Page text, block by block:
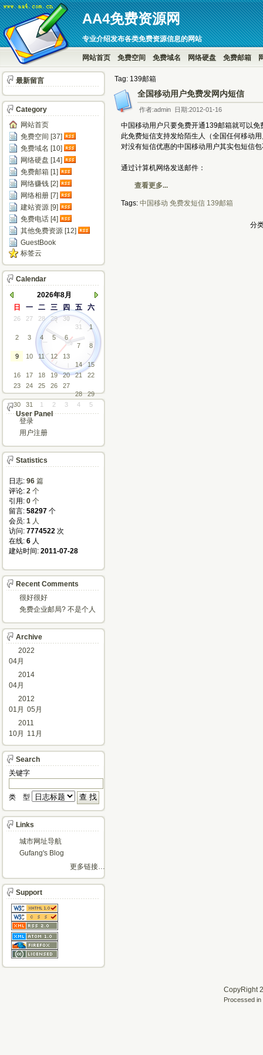
AA4免费资源网
专业介绍发布各类免费资源信息的网站
网站首页 免费空间 免费域名 网络硬盘 免费邮箱
Tag: 139邮箱
全国移动用户免费发网内短信
作者:admin 日期:2012-01-16
中国移动用户只要免费开通139邮箱就可以
此免费短信支持发给陌生人（全国任何移动
对没有短信优惠的中国移动用户其实包短信
通过计算机网络发送邮件：
查看更多...
Tags: 中国移动 免费发短信 139邮箱
分
最新留言
Category
网站首页
免费空间 [37]
免费域名 [10]
网络硬盘 [14]
免费邮箱 [1]
网络赚钱 [2]
网络相册 [7]
建站资源 [9]
免费电话 [4]
其他免费资源 [12]
GuestBook
标签云
Calendar
2026年8月
日
一 二 三 四 五 六
26 27 28 29
30
31
1
2
3 4 5
6
7
8
9
10 11 12
13
14
15
16
17 18 19 20 21
22
23
24 25 26
27
28
29
30
31 1 2 3 4 5
User Panel
登录
用户注册
Statistics
日志: 96 篇
评论: 2 个
引用: 0 个
留言: 58297 个
会员: 1 人
访问: 7774522 次
在线: 6 人
建站时间: 2011-07-28
Recent Comments
很好很好
免费企业邮局? 不是个人
Archive
2022
04月
2014
04月
2012
01月 05月
2011
10月
11月
Search
关键字
类 型
Links
城市网址导航
Gufang's Blog
更多链接…
Support
CopyRight
Processed in